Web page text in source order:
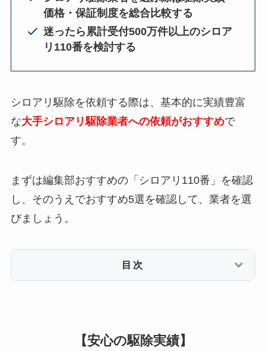
価格・保証制度を総合比較する
迷ったら累計受付500万件以上のシロア
リ110番を検討する
シロアリ駆除を依頼する際は、基本的に実績豊富
な大手シロアリ駆除業者への依頼がおすすめで
す。
まずは編集部おすすめの「シロアリ110番」を確認
し、そのうえでおすすめ5選を確認して、業者を選
びましょう。
目次
【安心の駆除実績】